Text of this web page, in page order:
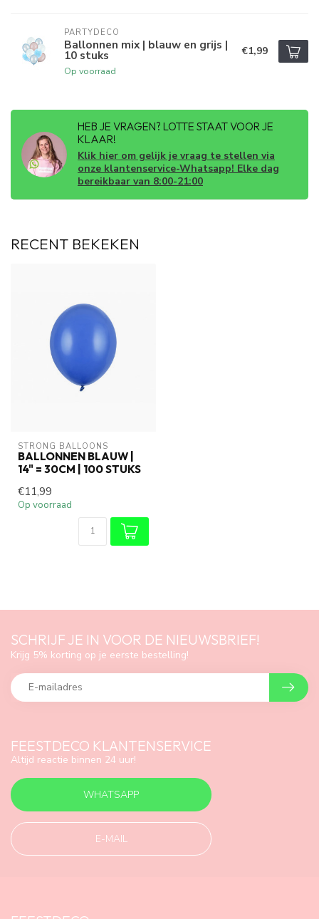
PARTYDECO
Ballonnen mix | blauw en grijs |
10 stuks
Op voorraad
€1,99
HEB JE VRAGEN? LOTTE STAAT VOOR JE
KLAAR!
Klik hier om gelijk je vraag te stellen via
onze klantenservice-Whatsapp! Elke dag
bereikbaar van 8:00-21:00
RECENT BEKEKEN
STRONG BALLOONS
BALLONNEN BLAUW |
14" = 30CM | 100 STUKS
€11,99
Op voorraad
FEESTDECO KLANTENSERVICE
Altijd reactie binnen 24 uur!
WHATSAPP
E-MAIL
SCHRIJF JE IN VOOR DE NIEUWSBRIEF!
Krijg 5% korting op je eerste bestelling!